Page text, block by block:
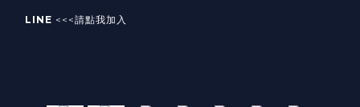
LINE <<<請點我加入